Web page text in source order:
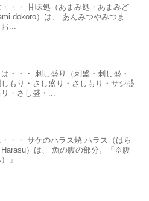
・・ 甘味処（あまみ処・あまみど
dokoro）は、 あんみつやみつま
...
・・・ 刺し盛り（刺盛・刺し盛・
もり・さし盛り・さしもり・サシ盛
・さし盛・...
・・ サケのハラス焼 ハラス（はら
）は、 魚の腹の部分。「※腹
」...